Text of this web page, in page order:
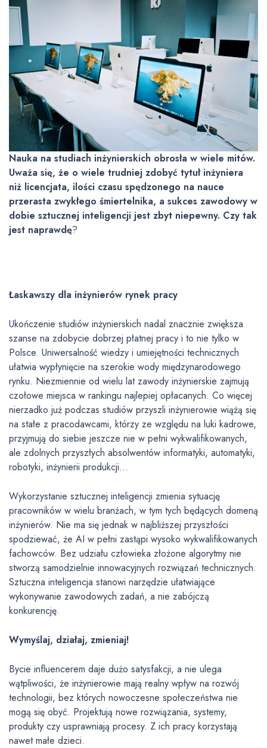
Nauka na studiach inżynierskich obrosła w wiele mitów.
Uważa się, że o wiele trudniej zdobyć tytuł inżyniera
niż licencjata, ilości czasu spędzonego na nauce
przerasta zwykłego śmiertelnika, a sukces zawodowy w
dobie sztucznej inteligencji jest zbyt niepewny. Czy tak
jest naprawdę?
Łaskawszy dla inżynierów rynek pracy
Ukończenie studiów inżynierskich nadal znacznie zwiększa
szanse na zdobycie dobrzej płatnej pracy i to nie tylko w
Polsce. Uniwersalność wiedzy i umiejętności technicznych
ułatwia wypłynięcie na szerokie wody międzynarodowego
rynku. Niezmiennie od wielu lat zawody inżynierskie zajmują
czołowe miejsca w rankingu najlepiej opłacanych. Co więcej
nierzadko już podczas studiów przyszli inżynierowie wiążą się
na stałe z pracodawcami, którzy ze względu na luki kadrowe,
przyjmują do siebie jeszcze nie w pełni wykwalifikowanych,
ale zdolnych przyszłych absolwentów informatyki, automatyki,
robotyki, inżynierii produkcji…
Wykorzystanie sztucznej inteligencji zmienia sytuację
pracowników w wielu branżach, w tym tych będących domeną
inżynierów. Nie ma się jednak w najbliższej przyszłości
spodziewać, że AI w pełni zastąpi wysoko wykwalifikowanych
fachowców. Bez udziału człowieka złożone algorytmy nie
stworzą samodzielnie innowacyjnych rozwiązań technicznych.
Sztuczna inteligencja stanowi narzędzie ułatwiające
wykonywanie zawodowych zadań, a nie zabójczą
konkurencję.
Wymyślaj, działaj, zmieniaj!
Bycie influencerem daje dużo satysfakcji, a nie ulega
wątpliwości, że inżynierowie mają realny wpływ na rozwój
technologii, bez których nowoczesne społeczeństwa nie
mogą się obyć. Projektują nowe rozwiązania, systemy,
produkty czy usprawniają procesy. Z ich pracy korzystają
nawet małe dzieci.